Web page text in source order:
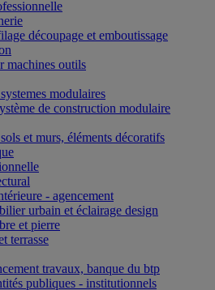
découpage et emboutissage
machines outils
modulaires
de construction modulaire
et murs, éléments décoratifs
- agencement
urbain et éclairage design
et pierre
terrasse
travaux, banque du btp
publiques - institutionnels